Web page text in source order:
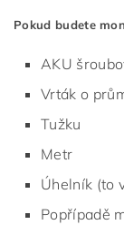
Pokud budete
AKU
Vrták o
Tužku
Metr
Úhelník (to
Popřípadě